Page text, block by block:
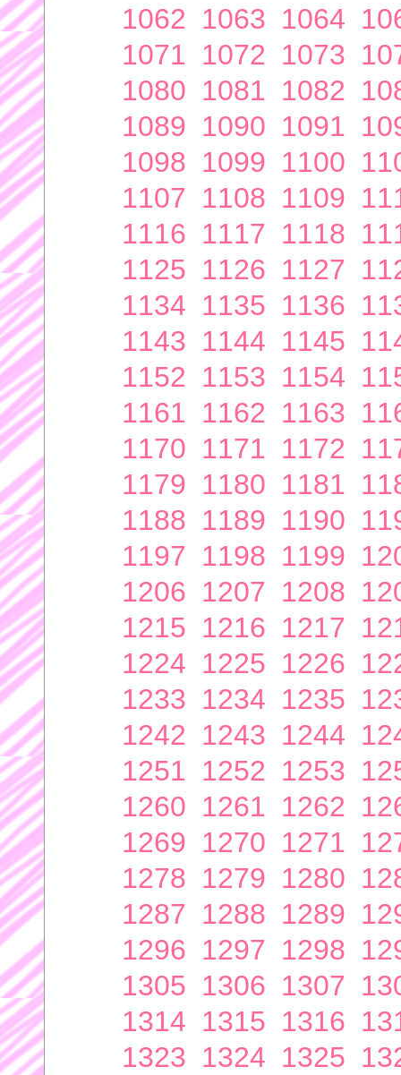
1062 1063 1064
1071 1072 1073
1080 1081 1082
1089 1090 1091
1098 1099 1100
1107 1108 1109
1116 1117 1118
1125 1126 1127
1134 1135 1136
1143 1144 1145
1152 1153 1154
1161 1162 1163
1170 1171 1172
1179 1180 1181
1188 1189 1190
1197 1198 1199
1206 1207 1208
1215 1216 1217
1224 1225 1226
1233 1234 1235
1242 1243 1244
1251 1252 1253
1260 1261 1262
1269 1270 1271
1278 1279 1280
1287 1288 1289
1296 1297 1298
1305 1306 1307
1314 1315 1316
1323 1324 1325